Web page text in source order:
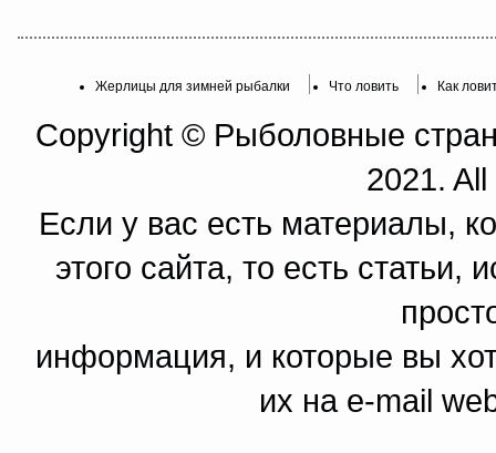
Жерлицы для зимней рыбалки Что ловить Как
Copyright © Рыболовные
2021.
Если у вас есть материалы,
этого сайта, то есть
информация, и которые вы
их на e-mail